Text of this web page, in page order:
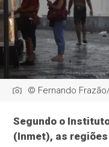
© Fernando
Segundo o
(Inmet), as